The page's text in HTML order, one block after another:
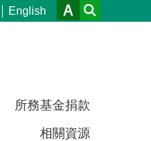
English
所務基金捐款
相關資源